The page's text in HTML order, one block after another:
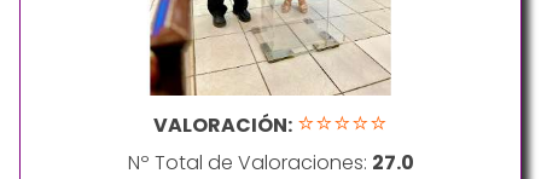
VALORACIÓN: ⭐⭐⭐⭐⭐
Nº Total de Valoraciones: 27.0